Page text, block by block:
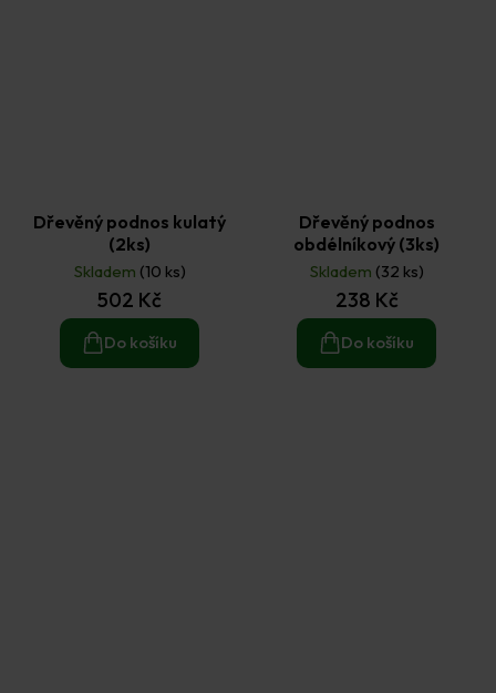
Dřevěný podnos kulatý
(2ks)
Skladem (10 ks)
502 Kč
Do košíku
Dřevěný podnos
obdélníkový (3ks)
Skladem (32 ks)
238 Kč
Do košíku